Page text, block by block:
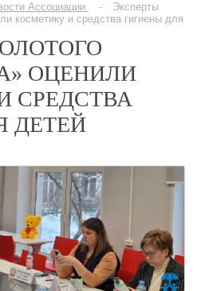
Ассоциации
Эксперты
косметику и средства гигиены для
ОЦЕНИЛИ
СРЕДСТВА
ДЕТЕЙ